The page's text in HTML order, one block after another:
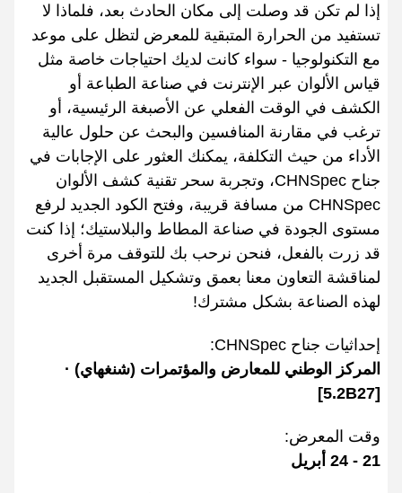
إذا لم تكن قد وصلت إلى مكان الحادث بعد، فلماذا لا
تستفيد من الحرارة المتبقية للمعرض لتظل على موعد
مع التكنولوجيا - سواء كانت لديك احتياجات خاصة مثل
قياس الألوان عبر الإنترنت في صناعة الطباعة أو
الكشف في الوقت الفعلي عن الأصبغة الرئيسية، أو
ترغب في مقارنة المنافسين والبحث عن حلول عالية
الأداء من حيث التكلفة، يمكنك العثور على الإجابات في
جناح CHNSpec، وتجربة سحر تقنية كشف الألوان
CHNSpec من مسافة قريبة، وفتح الكود الجديد لرفع
مستوى الجودة في صناعة المطاط والبلاستيك؛ إذا كنت
قد زرت بالفعل، فنحن نرحب بك للتوقف مرة أخرى
لمناقشة التعاون معنا بعمق وتشكيل المستقبل الجديد
لهذه الصناعة بشكل مشترك!
إحداثيات جناح CHNSpec:
المركز الوطني للمعارض والمؤتمرات (شنغهاي) ·
[5.2B27]
وقت المعرض:
21 - 24 أبريل